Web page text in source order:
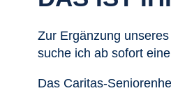
Zur Ergänzung
suche ich ab sofort eine
Das Caritas-